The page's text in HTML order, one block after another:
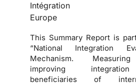
Intégration
Europe
This Summary Report is
“National Integration
Mechanism.
improving
beneficiaries of